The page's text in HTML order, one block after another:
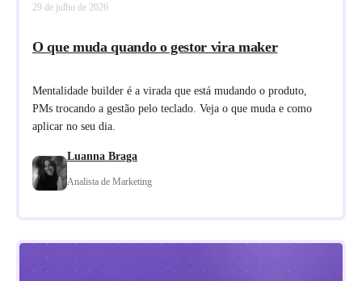
29 de julho de 2026
O que muda quando o gestor vira maker
Mentalidade builder é a virada que está mudando o produto,
PMs trocando a gestão pelo teclado. Veja o que muda e como
aplicar no seu dia.
Luanna Braga
Analista de Marketing